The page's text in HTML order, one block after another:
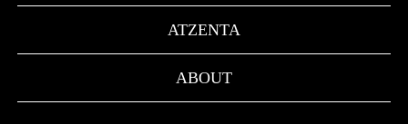
ΑΤΖΈΝΤΑ
ABOUT